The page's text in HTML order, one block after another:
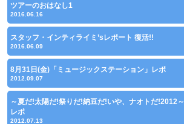
ツアーのおはなし1
2016.06.16
スタッフ・インティライミ’sレポート 復活!!
2016.06.09
8月31日(金)「ミュージックステーション」レポ
2012.09.07
～夏だ!太陽だ!祭りだ!納豆だ!いや、ナオトだ!2012～
レポ
2012.07.13